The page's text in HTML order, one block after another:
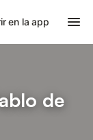
en la app
de